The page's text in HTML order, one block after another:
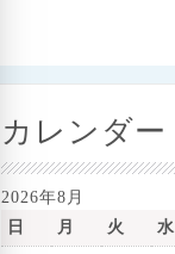
カレンダー
2026年8月
日
月 火 水